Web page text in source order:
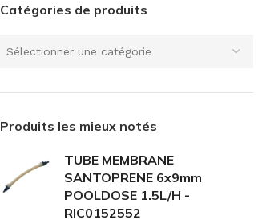
Catégories de produits
Sélectionner une catégorie
Produits les mieux notés
TUBE MEMBRANE
SANTOPRENE 6x9mm
POOLDOSE 1.5L/H -
RIC0152552